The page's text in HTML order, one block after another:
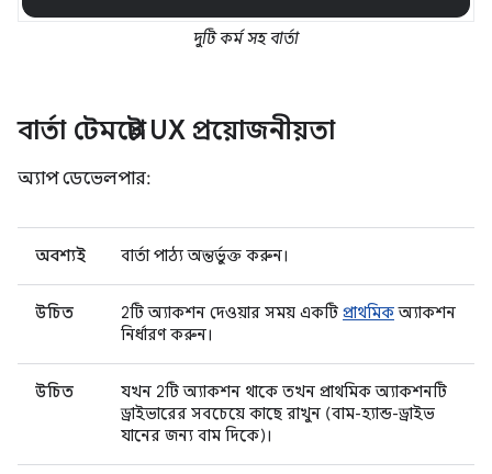
দুটি কর্ম সহ বার্তা
বার্তা টেমপ্লেট UX প্রয়োজনীয়তা
অ্যাপ ডেভেলপার:
অবশ্যই বার্তা পাঠ্য অন্তর্ভুক্ত করুন।
উচিত 2টি অ্যাকশন দেওয়ার সময় একটি প্রাথমিকঅ্যাকশন
নির্ধারণ করুন।
উচিত
যখন 2টি অ্যাকশন থাকে তখন প্রাথমিক অ্যাকশনটি
ড্রাইভারের সবচেয়ে কাছে রাখুন (বাম-হ্যান্ড-ড্রাইভ
যানের জন্য বাম দিকে)।